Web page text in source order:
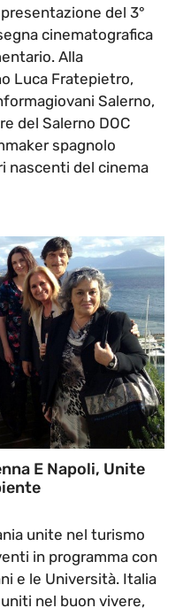
del 3°
cinematografica
Alla
Luca Fratepietro,
Salerno,
del Salerno DOC
spagnolo
nascenti del cinema
E Napoli, Unite
unite nel turismo
in programma con
e le Università. Italia
nel buon vivere,